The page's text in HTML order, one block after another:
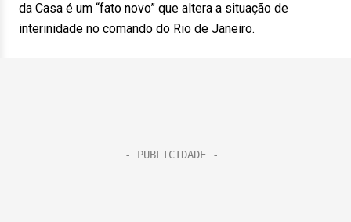
da Casa é um “fato novo” que altera a situação de
interinidade no comando do Rio de Janeiro.